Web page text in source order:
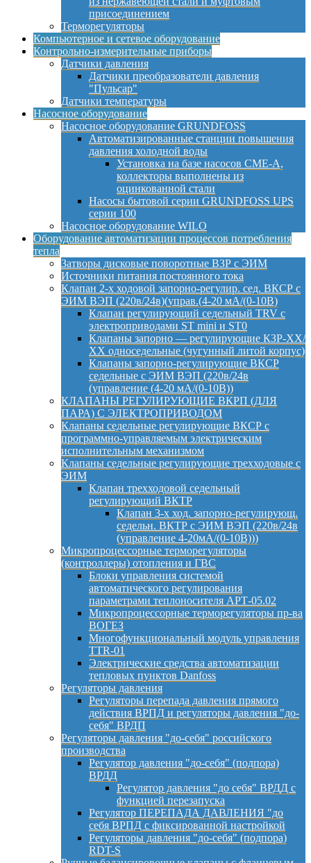
присоединением
Терморегуляторы
Компьютерное и сетевое оборудование
Контрольно-измерительные приборы
Датчики давления
Датчики преобразователи давления
"Пульсар"
Датчики температуры
Насосное оборудование
Насосное оборудование GRUNDFOSS
Автоматизированные станции повышения
давления холодной воды
Установка на базе насосов CME-A,
коллекторы выполнены из
оцинкованной стали
Насосы бытовой серии GRUNDFOSS UPS
серии 100
Насосное оборудование WILO
Оборудование автоматизации процессов потребления
тепла
Затворы дисковые поворотные ВЗР с ЭИМ
Источники питания постоянного тока
Клапан 2-х ходовой запорно-регулир. сед. ВКСР с
ЭИМ ВЭП (220в/24в)(управ.(4-20 мА/(0-10В)
Клапан регулирующий седельный TRV с
электроприводами ST mini и ST0
Клапаны запорно — регулирующие КЗР-ХХ/
ХХ односедельные (чугунный литой корпус)
Клапаны запорно-регулирующие ВКСР
седельные с ЭИМ ВЭП (220в/24в
(управление (4-20 мА/(0-10В))
КЛАПАНЫ РЕГУЛИРУЮЩИЕ ВКРП (ДЛЯ
ПАРА) С ЭЛЕКТРОПРИВОДОМ
Клапаны седельные регулирующие ВКСР с
программно-управляемым электрическим
исполнительным механизмом
Клапаны седельные регулирующие трехходовые с
ЭИМ
Клапан трехходовой седельный
регулирующий ВКТР
Клапан 3-х ход. запорно-регулирующ.
седельн. ВКТР с ЭИМ ВЭП (220в/24в
(управление 4-20мА/(0-10В)))
Микропроцессорные терморегуляторы
(контроллеры) отопления и ГВС
Блоки управления системой
автоматического регулирования
параметрами теплоносителя АРТ-05.02
Микропроцессорные терморегуляторы пр-ва
ВОГЕЗ
Многофункциональный модуль управления
TTR-01
Электрические средства автоматизации
тепловых пунктов Danfoss
Регуляторы давления
Регуляторы перепада давления прямого
действия ВРПД и регуляторы давления "до-
себя" ВРДП
Регуляторы давления "до-себя" российского
производства
Регулятор давления "до-себя" (подпора)
ВРДД
Регулятор давления "до себя" ВРДД с
функцией перезапуска
Регулятор ПЕРЕПАДА ДАВЛЕНИЯ "до
себя ВРПД с фиксированной настройкой
Регуляторы давления "до-себя" (подпора)
RDT-S